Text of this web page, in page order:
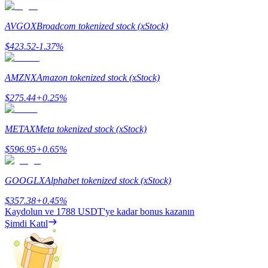
BTC Welcome Rewards
BTC Welcome Rewards
AVGOXBroadcom tokenized stock (xStock)
$423.52-1.37%
AMZNXAmazon tokenized stock (xStock)
$275.44+0.25%
METAXMeta tokenized stock (xStock)
$596.95+0.65%
GOOGLXAlphabet tokenized stock (xStock)
$357.38+0.45%
Kaydolun ve 1788 USDT'ye kadar bonus kazanın
Şimdi Katıl